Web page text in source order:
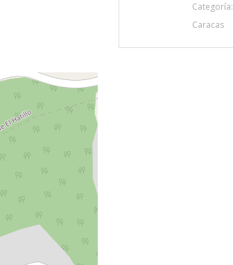
Categoría:
Caracas